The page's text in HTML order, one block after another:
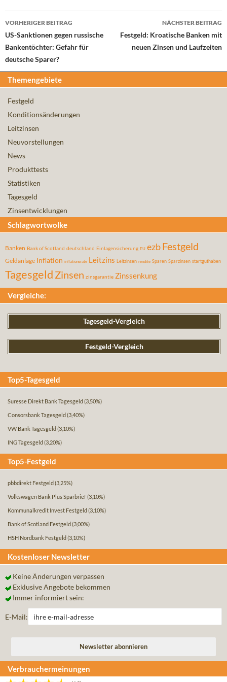
Beitrags-
Navigation
VORHERIGER BEITRAG
US-Sanktionen gegen russische
Bankentöchter: Gefahr für
deutsche Sparer?
NÄCHSTER BEITRAG
Festgeld: Kroatische Banken mit
neuen Zinsen und Laufzeiten
Themengebiete
Festgeld
Konditionsänderungen
Leitzinsen
Neuvorstellungen
News
Produkttests
Statistiken
Tagesgeld
Zinsentwicklungen
Schlagwortwolke
Banken Bank of Scotland deutschland Einlagensicherung EU ezbFestgeld
Geldanlage Inflation inflationsrate Leitzins Leitzinsen rendite Sparen Sparzinsen startguthaben
Tagesgeld Zinsen zinsgarantie Zinssenkung
Vergleiche:
Tagesgeld-Vergleich
Festgeld-Vergleich
Top5-Tagesgeld
Suresse Direkt Bank Tagesgeld (3,50%)
Consorsbank Tagesgeld (3,40%)
VW Bank Tagesgeld (3,10%)
ING Tagesgeld (3,20%)
Top5-Festgeld
pbbdirekt Festgeld (3,25%)
Volkswagen Bank Plus Sparbrief(3,10%)
Kommunalkredit Invest Festgeld (3,10%)
Bank of Scotland Festgeld (3,00%)
HSH Nordbank Festgeld (3,10%)
Kostenloser Newsletter
Keine Änderungen verpassen
Exklusive Angebote bekommen
Immer informiert sein:
E-Mail:
Verbrauchermeinungen